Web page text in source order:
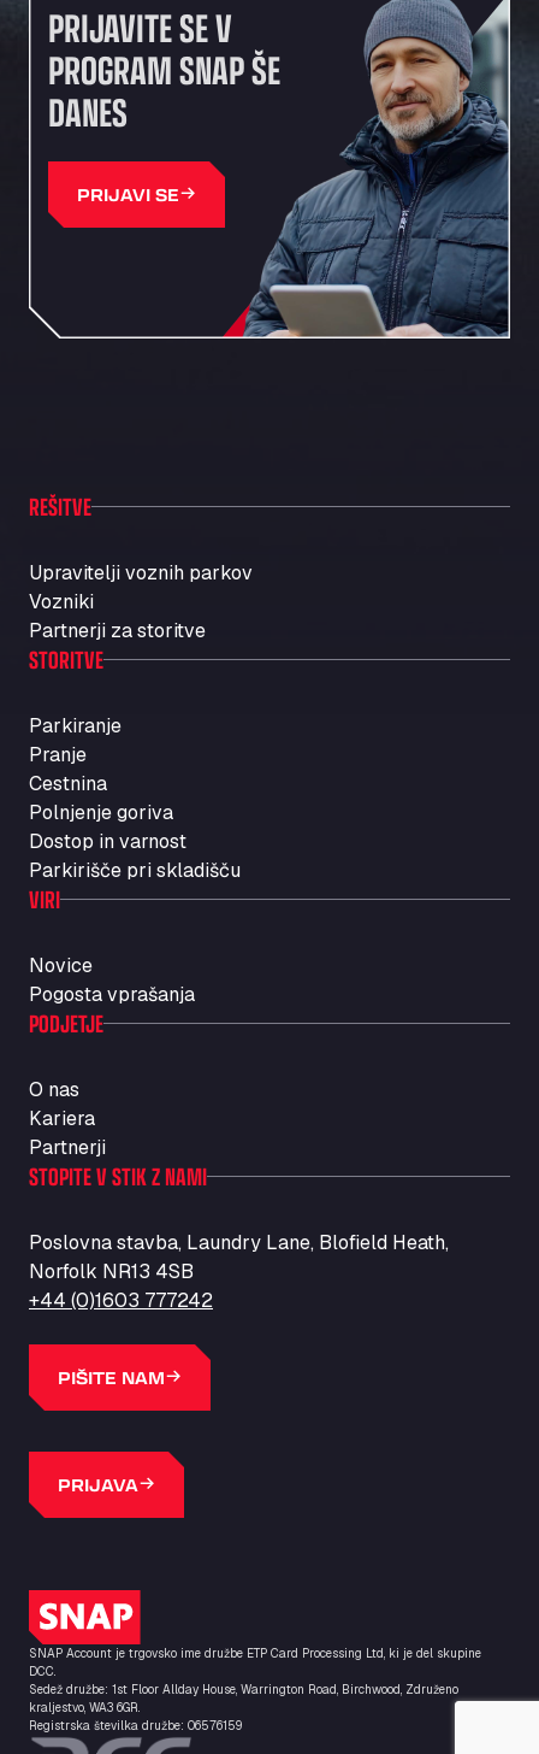
PRIJAVITE SE V
PROGRAM SNAP ŠE
DANES
PRIJAVI SE
REŠITVE
Upravitelji voznih parkov
Vozniki
Partnerji za storitve
STORITVE
Parkiranje
Pranje
Cestnina
Polnjenje goriva
Dostop in varnost
Parkirišče pri skladišču
VIRI
Novice
Pogosta vprašanja
PODJETJE
O nas
Kariera
Partnerji
STOPITE V STIK Z NAMI
Poslovna stavba, Laundry Lane, Blofield Heath,
Norfolk NR13 4SB
+44 (0)1603 777242
PIŠITE NAM
PRIJAVA
Logotip SNAP
SNAP Account je trgovsko ime družbe ETP Card Processing Ltd, ki je del skupine
DCC.
Sedež družbe: 1st Floor Allday House, Warrington Road, Birchwood, Združeno
kraljestvo, WA3 6GR.
Registrska številka družbe: 06576159